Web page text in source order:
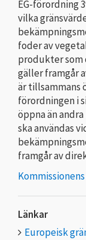
EG-förordning
vilka
foder av
produkter som
gäller framgår
är tillsammans
förordningen i
öppna än
ska användas
framgår av
Länkar
Europeisk